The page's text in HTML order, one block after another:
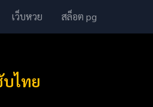
เว็บหวย สล็อต pg
ไทย